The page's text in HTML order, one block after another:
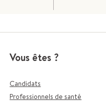
Vous êtes ?
Candidats
Professionnels de santé